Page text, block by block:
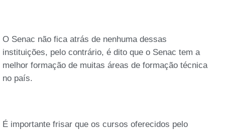
O Senac não fica atrás de nenhuma dessas
instituições, pelo contrário, é dito que o Senac tem a
melhor formação de muitas áreas de formação técnica
no país.
É importante frisar que os cursos oferecidos pelo